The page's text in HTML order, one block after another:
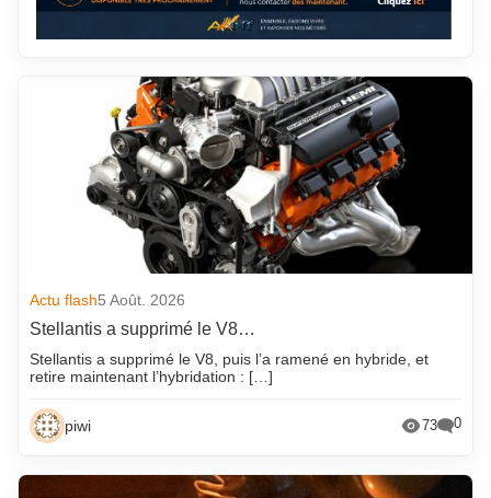
Actu flash5 Août. 2026
Stellantis a supprimé le V8…
Stellantis a supprimé le V8, puis l’a ramené en hybride, et
retire maintenant l’hybridation : […]
piwi 73 0